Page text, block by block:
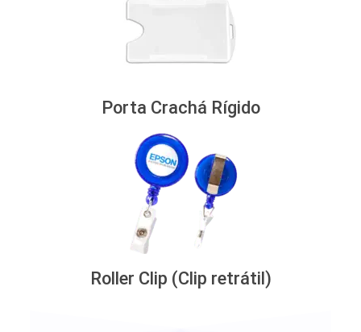
Porta Crachá Rígido
Roller Clip (Clip retrátil)